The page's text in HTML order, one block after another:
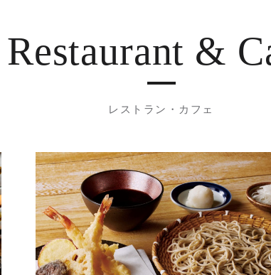
Restaurant &
レストラン・カフェ